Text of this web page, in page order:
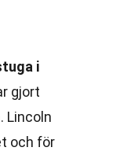
i
gjort
Lincoln
och för